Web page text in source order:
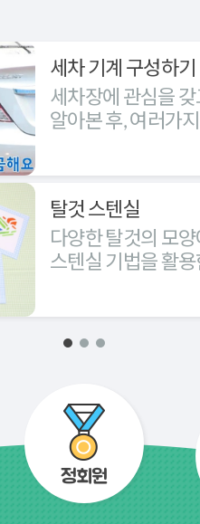
세차 기계 구성하기
세차장에 관심을
알아본 후, 여러가
탈것 스텐실
다양한 탈것의 모
스텐실 기법을 활
정회원